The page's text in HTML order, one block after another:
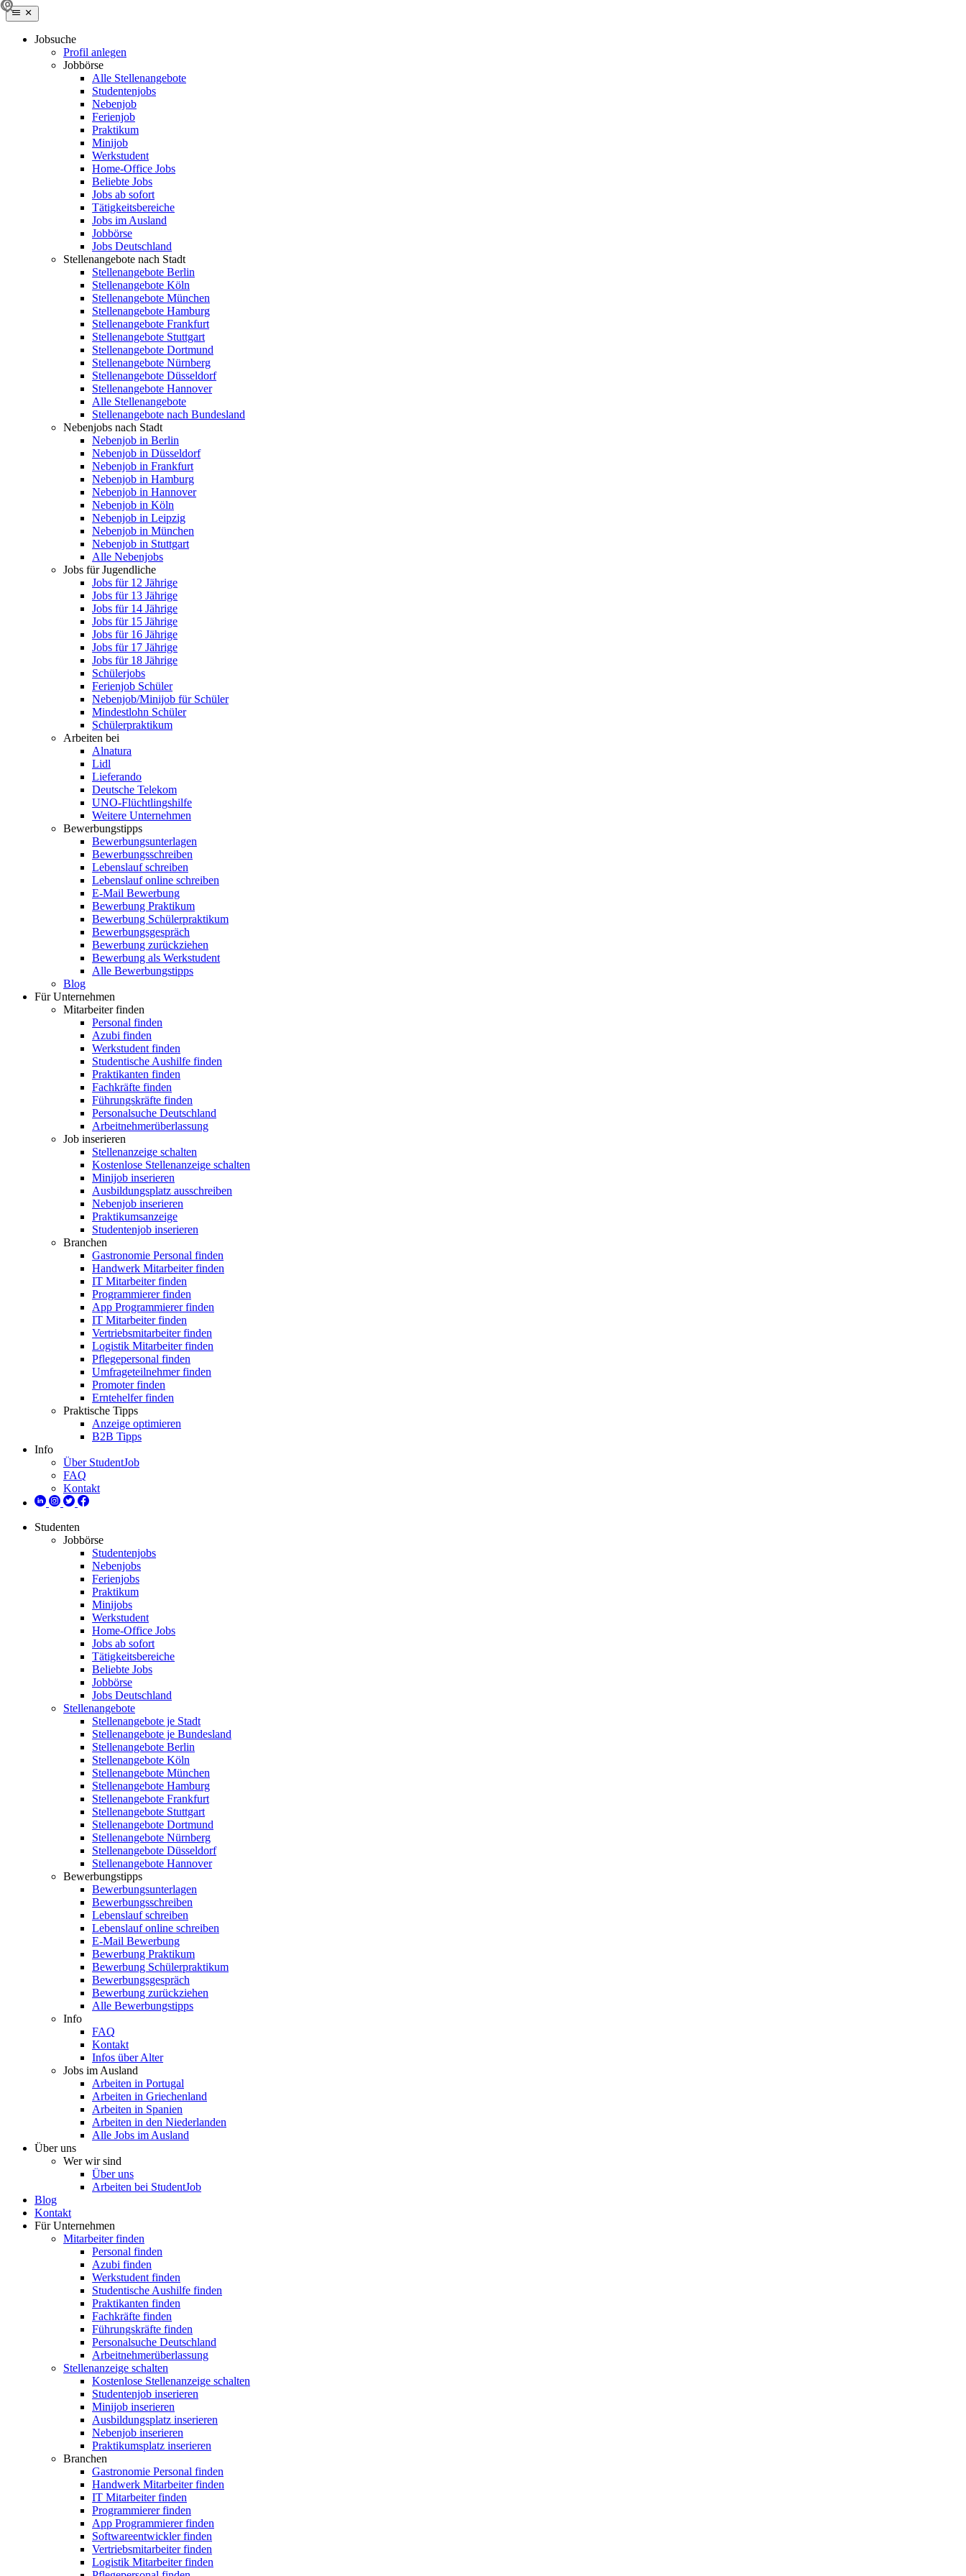
Jobsuche
Profil anlegen
Jobbörse
Alle Stellenangebote
Studentenjobs
Nebenjob
Ferienjob
Praktikum
Minijob
Werkstudent
Home-Office Jobs
Beliebte Jobs
Jobs ab sofort
Tätigkeitsbereiche
Jobs im Ausland
Jobbörse
Jobs Deutschland
Stellenangebote nach Stadt
Stellenangebote Berlin
Stellenangebote Köln
Stellenangebote München
Stellenangebote Hamburg
Stellenangebote Frankfurt
Stellenangebote Stuttgart
Stellenangebote Dortmund
Stellenangebote Nürnberg
Stellenangebote Düsseldorf
Stellenangebote Hannover
Alle Stellenangebote
Stellenangebote nach Bundesland
Nebenjobs nach Stadt
Nebenjob in Berlin
Nebenjob in Düsseldorf
Nebenjob in Frankfurt
Nebenjob in Hamburg
Nebenjob in Hannover
Nebenjob in Köln
Nebenjob in Leipzig
Nebenjob in München
Nebenjob in Stuttgart
Alle Nebenjobs
Jobs für Jugendliche
Jobs für 12 Jährige
Jobs für 13 Jährige
Jobs für 14 Jährige
Jobs für 15 Jährige
Jobs für 16 Jährige
Jobs für 17 Jährige
Jobs für 18 Jährige
Schülerjobs
Ferienjob Schüler
Nebenjob/Minijob für Schüler
Mindestlohn Schüler
Schülerpraktikum
Arbeiten bei
Alnatura
Lidl
Lieferando
Deutsche Telekom
UNO-Flüchtlingshilfe
Weitere Unternehmen
Bewerbungstipps
Bewerbungsunterlagen
Bewerbungsschreiben
Lebenslauf schreiben
Lebenslauf online schreiben
E-Mail Bewerbung
Bewerbung Praktikum
Bewerbung Schülerpraktikum
Bewerbungsgespräch
Bewerbung zurückziehen
Bewerbung als Werkstudent
Alle Bewerbungstipps
Blog
Für Unternehmen
Mitarbeiter finden
Personal finden
Azubi finden
Werkstudent finden
Studentische Aushilfe finden
Praktikanten finden
Fachkräfte finden
Führungskräfte finden
Personalsuche Deutschland
Arbeitnehmerüberlassung
Job inserieren
Stellenanzeige schalten
Kostenlose Stellenanzeige schalten
Minijob inserieren
Ausbildungsplatz ausschreiben
Nebenjob inserieren
Praktikumsanzeige
Studentenjob inserieren
Branchen
Gastronomie Personal finden
Handwerk Mitarbeiter finden
IT Mitarbeiter finden
Programmierer finden
App Programmierer finden
IT Mitarbeiter finden
Vertriebsmitarbeiter finden
Logistik Mitarbeiter finden
Pflegepersonal finden
Umfrageteilnehmer finden
Promoter finden
Erntehelfer finden
Praktische Tipps
Anzeige optimieren
B2B Tipps
Info
Über StudentJob
FAQ
Kontakt
Studenten
Jobbörse
Studentenjobs
Nebenjobs
Ferienjobs
Praktikum
Minijobs
Werkstudent
Home-Office Jobs
Jobs ab sofort
Tätigkeitsbereiche
Beliebte Jobs
Jobbörse
Jobs Deutschland
Stellenangebote
Stellenangebote je Stadt
Stellenangebote je Bundesland
Stellenangebote Berlin
Stellenangebote Köln
Stellenangebote München
Stellenangebote Hamburg
Stellenangebote Frankfurt
Stellenangebote Stuttgart
Stellenangebote Dortmund
Stellenangebote Nürnberg
Stellenangebote Düsseldorf
Stellenangebote Hannover
Bewerbungstipps
Bewerbungsunterlagen
Bewerbungsschreiben
Lebenslauf schreiben
Lebenslauf online schreiben
E-Mail Bewerbung
Bewerbung Praktikum
Bewerbung Schülerpraktikum
Bewerbungsgespräch
Bewerbung zurückziehen
Alle Bewerbungstipps
Info
FAQ
Kontakt
Infos über Alter
Jobs im Ausland
Arbeiten in Portugal
Arbeiten in Griechenland
Arbeiten in Spanien
Arbeiten in den Niederlanden
Alle Jobs im Ausland
Über uns
Wer wir sind
Über uns
Arbeiten bei StudentJob
Blog
Kontakt
Für Unternehmen
Mitarbeiter finden
Personal finden
Azubi finden
Werkstudent finden
Studentische Aushilfe finden
Praktikanten finden
Fachkräfte finden
Führungskräfte finden
Personalsuche Deutschland
Arbeitnehmerüberlassung
Stellenanzeige schalten
Kostenlose Stellenanzeige schalten
Studentenjob inserieren
Minijob inserieren
Ausbildungsplatz inserieren
Nebenjob inserieren
Praktikumsplatz inserieren
Branchen
Gastronomie Personal finden
Handwerk Mitarbeiter finden
IT Mitarbeiter finden
Programmierer finden
App Programmierer finden
Softwareentwickler finden
Vertriebsmitarbeiter finden
Logistik Mitarbeiter finden